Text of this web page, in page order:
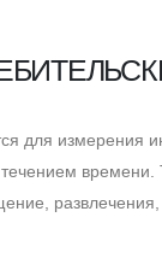
для измерения
времени.